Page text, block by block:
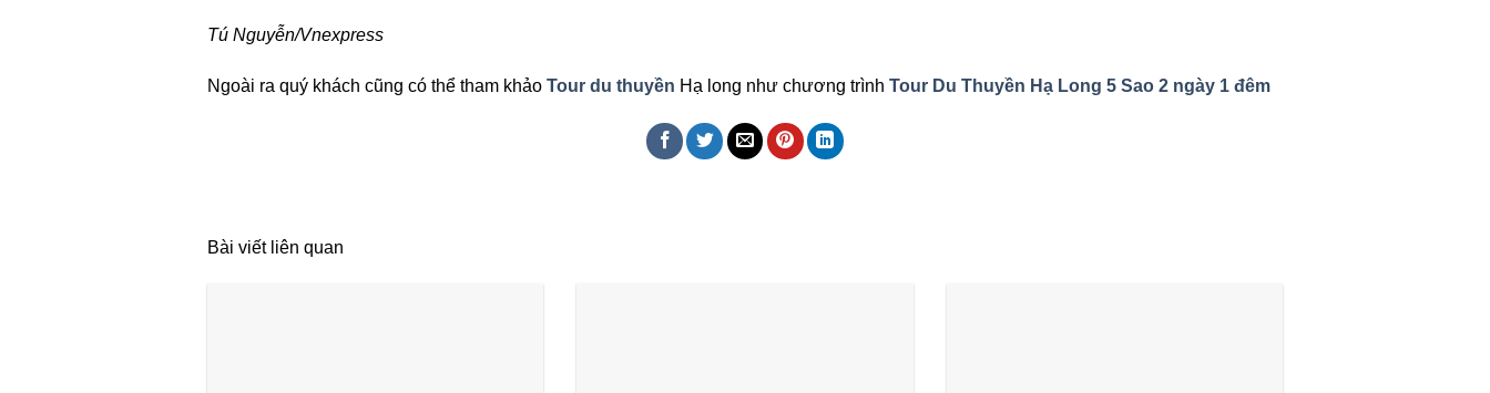
Tú Nguyễn/Vnexpress
Ngoài ra quý khách cũng có thể tham khảo Tour du thuyền Hạ long như chương trình Tour Du Thuyền Hạ Long 5 Sao 2 ngày 1 đêm
Bài viết liên quan